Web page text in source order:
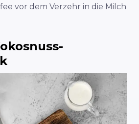
vor dem Verzehr in die Milch